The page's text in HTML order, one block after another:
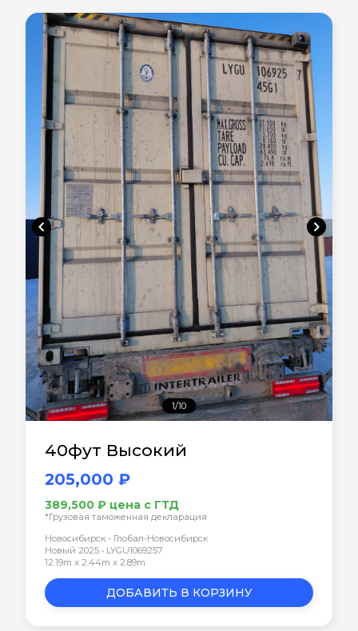
chevron_left chevron_right
1/10
40фут Высокий
205,000 ₽
389,500 ₽ цена с ГТД
*Грузовая таможенная декларация
Новосибирск - Глобал-Новосибирск
Новый 2025 • LYGU1069257
12.19m x 2.44m x 2.89m
ДОБАВИТЬ В КОРЗИНУ